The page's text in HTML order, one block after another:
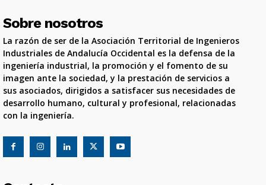
Sobre nosotros
La razón de ser de la Asociación Territorial de Ingenieros
Industriales de Andalucía Occidental es la defensa de la
ingeniería industrial, la promoción y el fomento de su
imagen ante la sociedad, y la prestación de servicios a
sus asociados, dirigidos a satisfacer sus necesidades de
desarrollo humano, cultural y profesional, relacionadas
con la ingeniería.